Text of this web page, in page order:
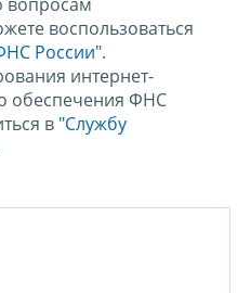
воспользоваться
России".
интернет-
обеспечения ФНС
в "Службу